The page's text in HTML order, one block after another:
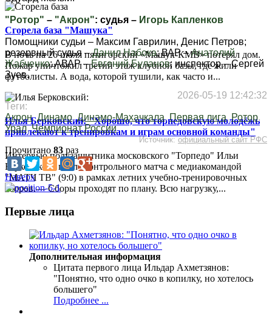
Сгорела база "Машука"
В ночь на 26 июля пятигорский «Машук-КМВ» потерял дом.
Пожар уничтожил третий этаж клубной базы, где жили
футболисты. А вода, которой тушили, как часто и...
Илья Берковский: "Хорошо, что торпедовскую молодёжь
привлекают к тренировкам и играм основной команды"
Интервью полузащитника московского "Торпедо" Ильи
Берковского после контрольного матча с медиакомандой
"МАТЧ ТВ" (9:0) в рамках летних учебно-тренировочных
сборов.— Сборы проходят по плану. Всю нагрузку,...
"Ротор" – "Акрон": судья – Игорь Капленков
Помощники судьи – Максим Гаврилин, Денис Петров;
резервный судья –Данил Набока; ВАР –Анатолий
Жабченко; АВАР –Евгений Буланов; инспектор – Сергей
Зуев.
2026-05-19 12:42:32
Теги:
Акрон,Динамо,Динамо-Махачкала,Первая лига,Ротор,
Урал,Чемпионат России
Источник: официальный сайт РФС
Прочитано 83 раз
Наверх
Первые лица
Дополнительная информация
Цитата первого лица Ильдар Ахметзянов:
"Понятно, что одно очко в копилку, но хотелось
большего"
Подробнее ...